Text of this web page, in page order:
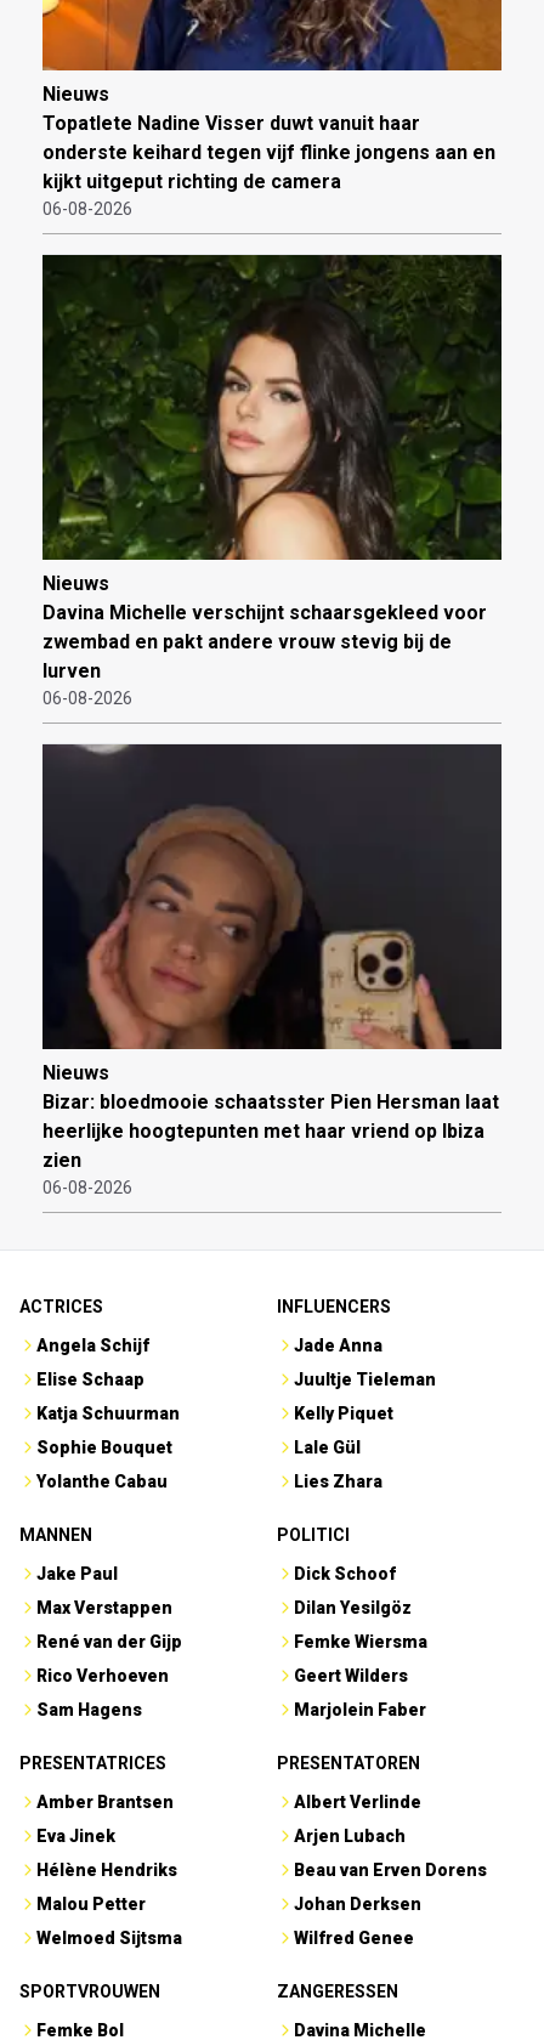
Nieuws
Topatlete Nadine Visser duwt vanuit haar
onderste keihard tegen vijf flinke jongens aan en
kijkt uitgeput richting de camera
06-08-2026
Nieuws
Davina Michelle verschijnt schaarsgekleed voor
zwembad en pakt andere vrouw stevig bij de
lurven
06-08-2026
Nieuws
Bizar: bloedmooie schaatsster Pien Hersman laat
heerlijke hoogtepunten met haar vriend op Ibiza
zien
06-08-2026
ACTRICES
Angela Schijf
Elise Schaap
Katja Schuurman
Sophie Bouquet
Yolanthe Cabau
INFLUENCERS
Jade Anna
Juultje Tieleman
Kelly Piquet
Lale Gül
Lies Zhara
MANNEN
Jake Paul
Max Verstappen
René van der Gijp
Rico Verhoeven
Sam Hagens
POLITICI
Dick Schoof
Dilan Yesilgöz
Femke Wiersma
Geert Wilders
Marjolein Faber
PRESENTATRICES
Amber Brantsen
Eva Jinek
Hélène Hendriks
Malou Petter
Welmoed Sijtsma
PRESENTATOREN
Albert Verlinde
Arjen Lubach
Beau van Erven Dorens
Johan Derksen
Wilfred Genee
SPORTVROUWEN
Femke Bol
ZANGERESSEN
Davina Michelle